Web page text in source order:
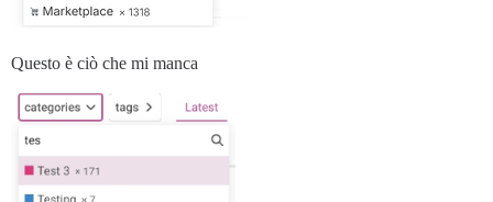
Questo è ciò che mi manca